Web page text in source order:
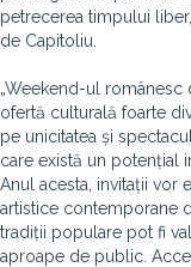
petrecerea timpului
de Capitoliu.
„Weekend-ul
ofertă culturală foarte
pe unicitatea și
care există un potențial
Anul acesta, invitații vor
artistice contemporane
tradiții populare pot fi
aproape de public.